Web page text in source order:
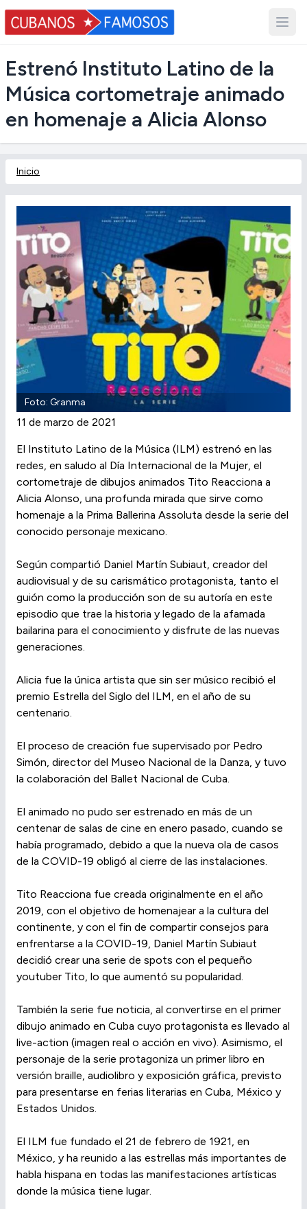
Estrenó Instituto Latino de la
Música cortometraje animado
en homenaje a Alicia Alonso
Inicio
Foto: Granma
11 de marzo de 2021
El Instituto Latino de la Música (ILM) estrenó en las
redes, en saludo al Día Internacional de la Mujer, el
cortometraje de dibujos animados Tito Reacciona a
Alicia Alonso, una profunda mirada que sirve como
homenaje a la Prima Ballerina Assoluta desde la serie del
conocido personaje mexicano.
Según compartió Daniel Martín Subiaut, creador del
audiovisual y de su carismático protagonista, tanto el
guión como la producción son de su autoría en este
episodio que trae la historia y legado de la afamada
bailarina para el conocimiento y disfrute de las nuevas
generaciones.
Alicia fue la única artista que sin ser músico recibió el
premio Estrella del Siglo del ILM, en el año de su
centenario.
El proceso de creación fue supervisado por Pedro
Simón, director del Museo Nacional de la Danza, y tuvo
la colaboración del Ballet Nacional de Cuba.
El animado no pudo ser estrenado en más de un
centenar de salas de cine en enero pasado, cuando se
había programado, debido a que la nueva ola de casos
de la COVID-19 obligó al cierre de las instalaciones.
Tito Reacciona fue creada originalmente en el año
2019, con el objetivo de homenajear a la cultura del
continente, y con el fin de compartir consejos para
enfrentarse a la COVID-19, Daniel Martín Subiaut
decidió crear una serie de spots con el pequeño
youtuber Tito, lo que aumentó su popularidad.
También la serie fue noticia, al convertirse en el primer
dibujo animado en Cuba cuyo protagonista es llevado al
live-action (imagen real o acción en vivo). Asimismo, el
personaje de la serie protagoniza un primer libro en
versión braille, audiolibro y exposición gráfica, previsto
para presentarse en ferias literarias en Cuba, México y
Estados Unidos.
El ILM fue fundado el 21 de febrero de 1921, en
México, y ha reunido a las estrellas más importantes de
habla hispana en todas las manifestaciones artísticas
donde la música tiene lugar.